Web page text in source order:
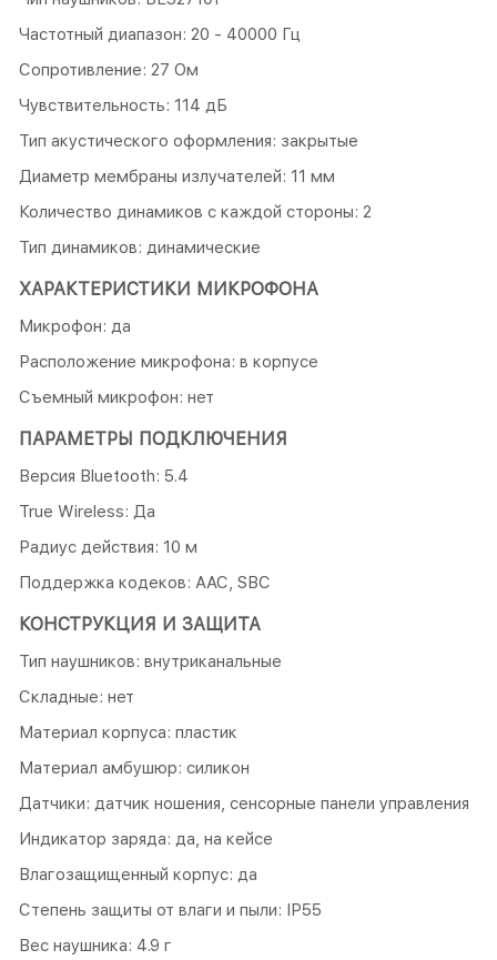
Частотный диапазон: 20 - 40000 Гц
Сопротивление: 27 Ом
Чувствительность: 114 дБ
Тип акустического оформления: закрытые
Диаметр мембраны излучателей: 11 мм
Количество динамиков с каждой стороны: 2
Тип динамиков: динамические
ХАРАКТЕРИСТИКИ МИКРОФОНА
Микрофон: да
Расположение микрофона: в корпусе
Съемный микрофон: нет
ПАРАМЕТРЫ ПОДКЛЮЧЕНИЯ
Версия Bluetooth: 5.4
True Wireless: Да
Радиус действия: 10 м
Поддержка кодеков: AAC, SBC
КОНСТРУКЦИЯ И ЗАЩИТА
Тип наушников: внутриканальные
Складные: нет
Материал корпуса: пластик
Материал амбушюр: силикон
Датчики: датчик ношения, сенсорные панели управления
Индикатор заряда: да, на кейсе
Влагозащищенный корпус: да
Степень защиты от влаги и пыли: IP55
Вес наушника: 4.9 г